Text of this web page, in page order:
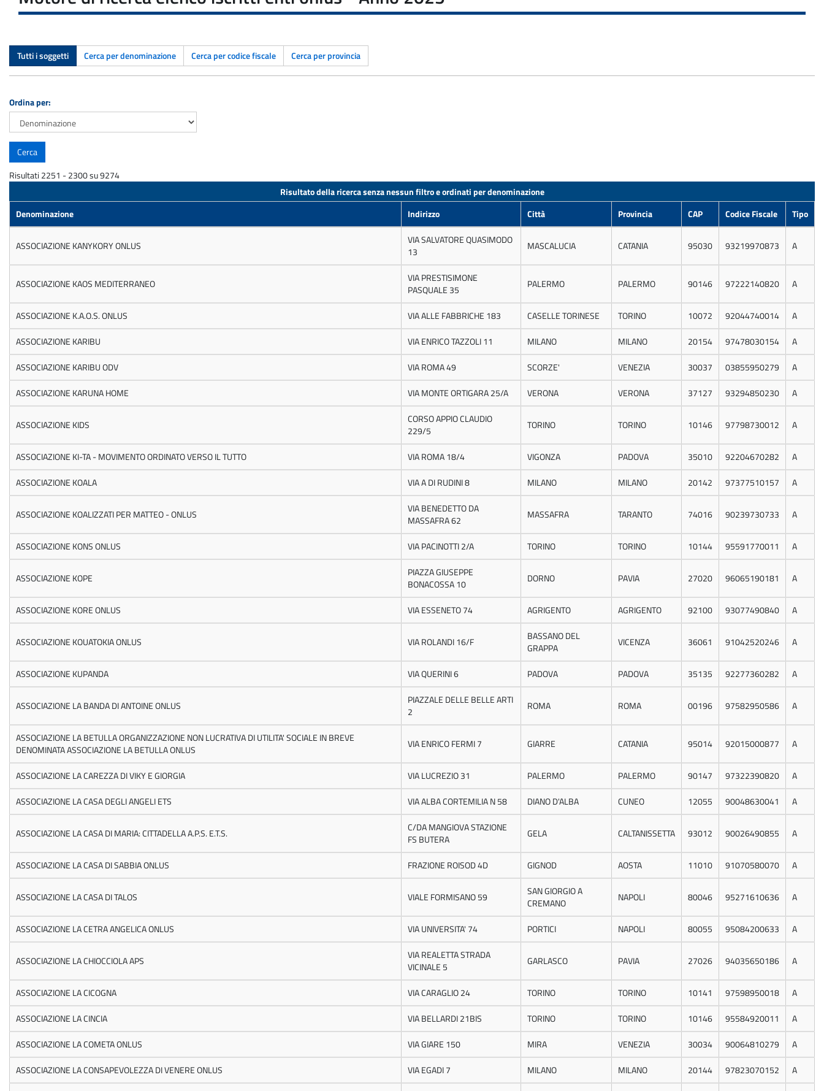
Tutti i soggetti Cerca per denominazione Cerca per codice fiscale Cerca per provincia
Ordina per:
Risultati 2251 - 2300 su 9274
Risultato della ricerca senza nessun filtro e ordinati per denominazione
Denominazione
Indirizzo Città Provincia CAP Codice Fiscale Tipo
ASSOCIAZIONE KANYKORY ONLUS
VIA SALVATORE QUASIMODO
13
MASCALUCIA CATANIA 95030 93219970873 A
ASSOCIAZIONE KAOS MEDITERRANEO
VIA PRESTISIMONE
PASQUALE 35
PALERMO PALERMO 90146 97222140820 A
ASSOCIAZIONE K.A.O.S. ONLUS VIA ALLE FABBRICHE 183 CASELLE TORINESE TORINO 10072 92044740014
A
ASSOCIAZIONE KARIBU
VIA ENRICO TAZZOLI 11 MILANO MILANO 20154 97478030154
A
ASSOCIAZIONE KARIBU ODV
VIA ROMA 49 SCORZE' VENEZIA 30037 03855950279
A
ASSOCIAZIONE KARUNA HOME
VIA MONTE ORTIGARA 25/A VERONA VERONA 37127 93294850230 A
ASSOCIAZIONE KIDS
CORSO APPIO CLAUDIO
229/5
TORINO TORINO 10146 97798730012 A
ASSOCIAZIONE KI-TA - MOVIMENTO ORDINATO VERSO IL TUTTO VIA ROMA 18/4 VIGONZA PADOVA 35010 92204670282
A
ASSOCIAZIONE KOALA
VIA A DI RUDINI 8 MILANO MILANO 20142 97377510157 A
ASSOCIAZIONE KOALIZZATI PER MATTEO - ONLUS
VIA BENEDETTO DA
MASSAFRA 62
MASSAFRA TARANTO 74016 90239730733 A
ASSOCIAZIONE KONS ONLUS VIA PACINOTTI 2/A TORINO TORINO 10144 95591770011 A
ASSOCIAZIONE KOPE
PIAZZA GIUSEPPE
BONACOSSA 10
DORNO PAVIA 27020 96065190181 A
ASSOCIAZIONE KORE ONLUS VIA ESSENETO 74 AGRIGENTO AGRIGENTO 92100 93077490840 A
ASSOCIAZIONE KOUATOKIA ONLUS VIA ROLANDI 16/F
BASSANO DEL
GRAPPA
VICENZA 36061 91042520246 A
ASSOCIAZIONE KUPANDA VIA QUERINI 6 PADOVA PADOVA 35135 92277360282 A
ASSOCIAZIONE LA BANDA DI ANTOINE ONLUS
PIAZZALE DELLE BELLE ARTI
2
ROMA ROMA 00196 97582950586 A
ASSOCIAZIONE LA BETULLA ORGANIZZAZIONE NON LUCRATIVA DI UTILITA' SOCIALE IN BREVE
DENOMINATA ASSOCIAZIONE LA BETULLA ONLUS
VIA ENRICO FERMI 7 GIARRE CATANIA 95014 92015000877 A
ASSOCIAZIONE LA CAREZZA DI VIKY E GIORGIA VIA LUCREZIO 31 PALERMO PALERMO 90147 97322390820
A
ASSOCIAZIONE LA CASA DEGLI ANGELI ETS
VIA ALBA CORTEMILIA N 58 DIANO D'ALBA CUNEO 12055 90048630041 A
ASSOCIAZIONE LA CASA DI MARIA: CITTADELLA A.P.S. E.T.S.
C/DA MANGIOVA STAZIONE
FS BUTERA
GELA CALTANISSETTA 93012 90026490855 A
ASSOCIAZIONE LA CASA DI SABBIA ONLUS FRAZIONE ROISOD 4D GIGNOD AOSTA 11010 91070580070 A
ASSOCIAZIONE LA CASA DI TALOS VIALE FORMISANO 59
SAN GIORGIO A
CREMANO
NAPOLI 80046 95271610636 A
ASSOCIAZIONE LA CETRA ANGELICA ONLUS VIA UNIVERSITA' 74 PORTICI NAPOLI 80055 95084200633 A
ASSOCIAZIONE LA CHIOCCIOLA APS
VIA REALETTA STRADA
VICINALE 5
GARLASCO PAVIA 27026 94035650186 A
ASSOCIAZIONE LA CICOGNA VIA CARAGLIO 24 TORINO TORINO 10141 97598950018
A
ASSOCIAZIONE LA CINCIA
VIA BELLARDI 21BIS TORINO TORINO 10146 95584920011
A
ASSOCIAZIONE LA COMETA ONLUS
VIA GIARE 150 MIRA VENEZIA 30034 90064810279
A
ASSOCIAZIONE LA CONSAPEVOLEZZA DI VENERE ONLUS
VIA EGADI 7 MILANO MILANO 20144 97823070152
A